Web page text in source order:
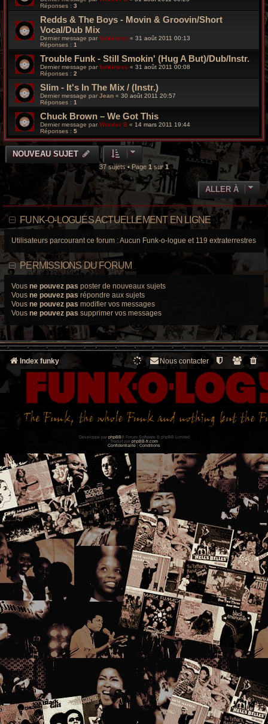
Réponses : 3
Redds & The Boys - Movin & Groovin/Short
Vocal/Dub Mix
Dernier message par funkiness « 31 août 2011 00:13
Réponses : 1
Trouble Funk - Still Smokin' (Hug A But)/Dub/Instr.
Dernier message parfunkiness « 31 août 2011 00:08
Réponses : 2
Slim - It's In The Mix / (Instr.)
Dernier message par Jean « 30 août 2011 20:57
Réponses : 1
Chuck Brown – We Got This
Dernier message parWonder B « 14 mars 2011 19:44
Réponses : 5
NOUVEAU SUJET
37 sujets • Page 1 sur1
ALLER À
FUNK-O-LOGUES ACTUELLEMENT EN LIGNE
Utilisateurs parcourant ce forum : Aucun Funk-o-logue et 119 extraterrestres
PERMISSIONS DU FORUM
Vous ne pouvez pas poster de nouveaux sujets
Vous ne pouvez pas répondre aux sujets
Vous ne pouvez pas modifier vos messages
Vous ne pouvez pas supprimer vos messages
Index funky Nous contacter
Développé par phpBB® Forum Software © phpBB Limited
Traduit par phpBB-fr.com
Confidentialité
Conditions